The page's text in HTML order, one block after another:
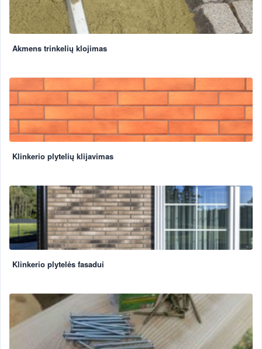
Akmens trinkelių klojimas
Klinkerio plytelių klijavimas
Klinkerio plytelės fasadui